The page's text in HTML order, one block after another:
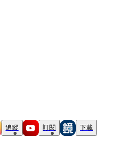
追蹤 訂閱 下載